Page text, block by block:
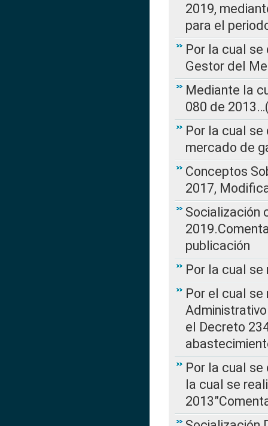
2019,
para el
Por la cual
Gestor del
Mediante la
080 de
Por la cual
mercado de
Conceptos
2017,
Socialización
publicación
Por la cual se
Por el cual
el Decreto
Por la cual se
la cual se